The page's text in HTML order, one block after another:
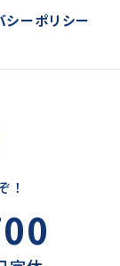
シーポリシー
！